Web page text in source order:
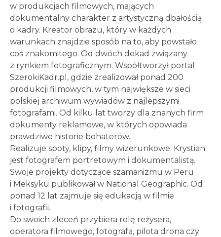
w produkcjach filmowych, mających
dokumentalny charakter z artystyczną dbałością
o kadry. Kreator obrazu, który w każdych
warunkach znajdzie sposób na to, aby powstało
coś znakomitego. Od dwóch dekad związany
z rynkiem fotograficznym. Współtworzył portal
SzerokiKadr.pl, gdzie zrealizował ponad 200
produkcji filmowych, w tym największe w sieci
polskiej archiwum wywiadów z najlepszymi
fotografami. Od kilku lat tworzy dla znanych firm
dokumenty reklamowe, w których opowiada
prawdziwe historie bohaterów.
Realizuje spoty, klipy, filmy wizerunkowe. Krystian
jest fotografem portretowym i dokumentalistą.
Swoje projekty dotyczące szamanizmu w Peru
i Meksyku publikował w National Geographic. Od
ponad 12 lat zajmuje się edukacją w filmie
i fotografii.
Do swoich zleceń przybiera rolę reżysera,
operatora filmowego, fotografa, pilota drona czy